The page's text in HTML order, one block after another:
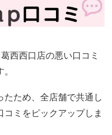
西西口店の悪い口コミ
ため、全店舗で共通し
ミをピックアップしま